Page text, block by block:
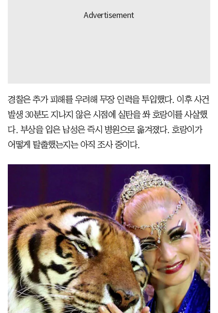
경찰은 추가 피해를 우려해 무장 인력을 투입했다. 이후 사건
발생 30분도 지나지 않은 시점에 실탄을 쏴 호랑이를 사살했
다. 부상을 입은 남성은 즉시 병원으로 옮겨졌다. 호랑이가
어떻게 탈출했는지는 아직 조사 중이다.